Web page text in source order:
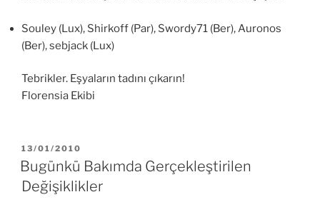
Souley (Lux), Shirkoff (Par), Swordy71 (Ber), Auronos
(Ber), sebjack (Lux)
Tebrikler. Eşyaların tadını çıkarın!
Florensia Ekibi
YAYIM
TARIHI
13/01/2010
Bugünkü Bakımda Gerçekleştirilen
Değişiklikler